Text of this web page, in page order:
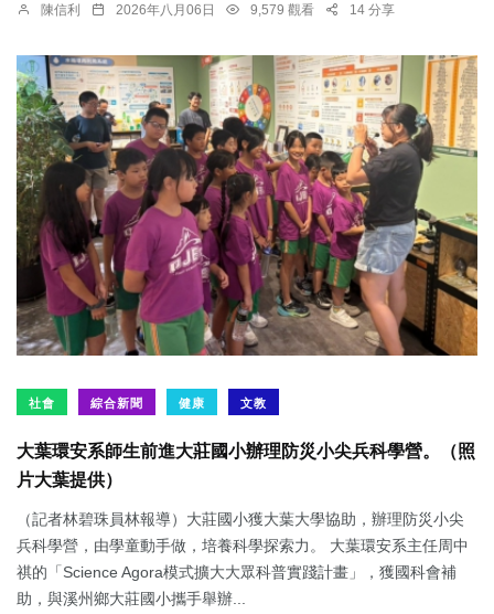
陳信利 2026年八月06日 9,579 觀看 14 分享
社會 綜合新聞 健康 文教
大葉環安系師生前進大莊國小辦理防災小尖兵科學營。（照
片大葉提供）
（記者林碧珠員林報導）大莊國小獲大葉大學協助，辦理防災小尖
兵科學營，由學童動手做，培養科學探索力。 大葉環安系主任周中
祺的「Science Agora模式擴大大眾科普實踐計畫」，獲國科會補
助，與溪州鄉大莊國小攜手舉辦...